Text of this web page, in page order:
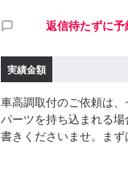
返信待たずに予
実績金額
車高調取付のご依頼は
パーツを持ち込まれる
書きくださいませ。ま